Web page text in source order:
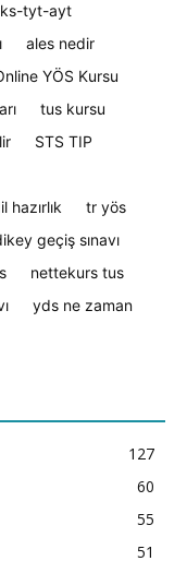
tyt-ayt
ales nedir
YÖS Kursu
tus kursu
STS TIP
hazırlık
tr yös
geçiş sınavı
nettekurs tus
yds ne zaman
127
60
55
51